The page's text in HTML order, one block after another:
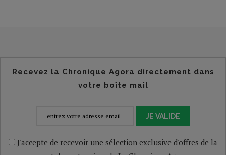
Recevez la Chronique Agora directement dans
votre boîte mail
JE VALIDE
J'accepte de recevoir une sélection exclusive d'offres de la